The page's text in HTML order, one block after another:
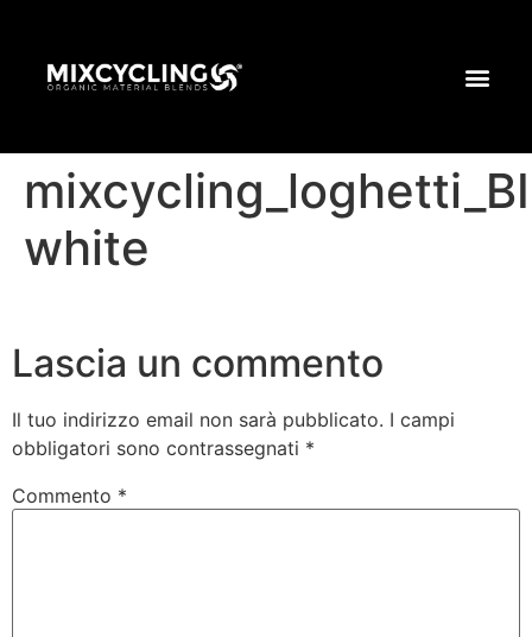
white
Lascia un commento
Il tuo indirizzo email non sarà pubblicato. I campi
obbligatori sono contrassegnati *
Commento *